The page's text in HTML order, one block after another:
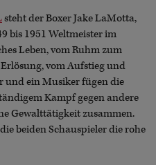
steht der Boxer Jake LaMotta,
bis 1951 Weltmeister im
Leben, vom Ruhm zum
vom Aufstieg und
und ein Musiker fügen die
Kampf gegen andere
Gewalttätigkeit zusammen.
beiden Schauspieler die rohe